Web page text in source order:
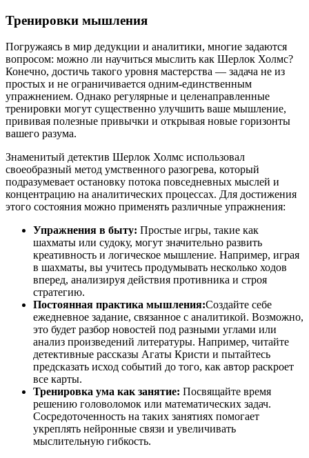
Тренировки мышления
Погружаясь в мир дедукции и аналитики, многие задаются
вопросом: можно ли научиться мыслить как Шерлок Холмс?
Конечно, достичь такого уровня мастерства — задача не из
простых и не ограничивается одним-единственным
упражнением. Однако регулярные и целенаправленные
тренировки могут существенно улучшить ваше мышление,
прививая полезные привычки и открывая новые горизонты
вашего разума.
Знаменитый детектив Шерлок Холмс использовал
своеобразный метод умственного разогрева, который
подразумевает остановку потока повседневных мыслей и
концентрацию на аналитических процессах. Для достижения
этого состояния можно применять различные упражнения:
Упражнения в быту: Простые игры, такие как
шахматы или судоку, могут значительно развить
креативность и логическое мышление. Например, играя
в шахматы, вы учитесь продумывать несколько ходов
вперед, анализируя действия противника и строя
стратегию.
Постоянная практика мышления:Создайте себе
ежедневное задание, связанное с аналитикой. Возможно,
это будет разбор новостей под разными углами или
анализ произведений литературы. Например, читайте
детективные рассказы Агаты Кристи и пытайтесь
предсказать исход событий до того, как автор раскроет
все карты.
Тренировка ума как занятие: Посвящайте время
решению головоломок или математических задач.
Сосредоточенность на таких занятиях помогает
укреплять нейронные связи и увеличивать
мыслительную гибкость.